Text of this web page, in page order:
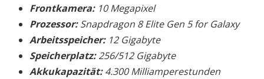
Frontkamera:10 Megapixel
Prozessor:Snapdragon 8 Elite Gen 5 for Galaxy
Arbeitsspeicher:12 Gigabyte
Speicherplatz:256/512 Gigabyte
Akkukapazität:4.300 Milliamperestunden